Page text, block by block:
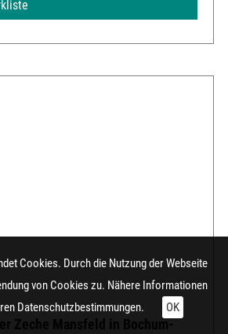
Zeche Mansfeld in Bochum-
Cookies. Durch die Nutzung der Webseite
von Cookies zu. Nähere Informationen
Datenschutzbestimmungen. OK